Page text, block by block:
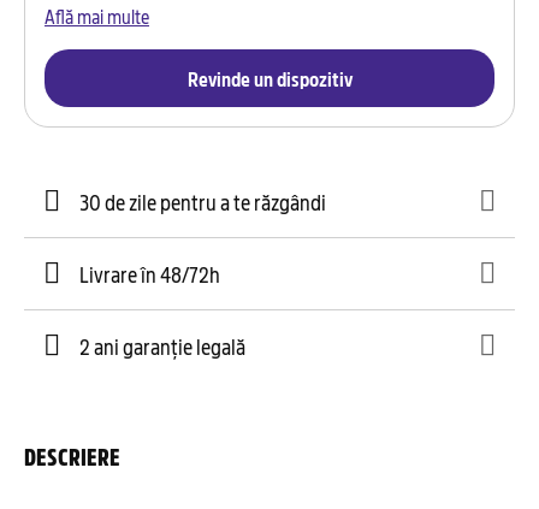
Află mai multe
Revinde un dispozitiv
30 de zile pentru a te răzgândi
Livrare în 48/72h
2 ani garanție legală
DESCRIERE